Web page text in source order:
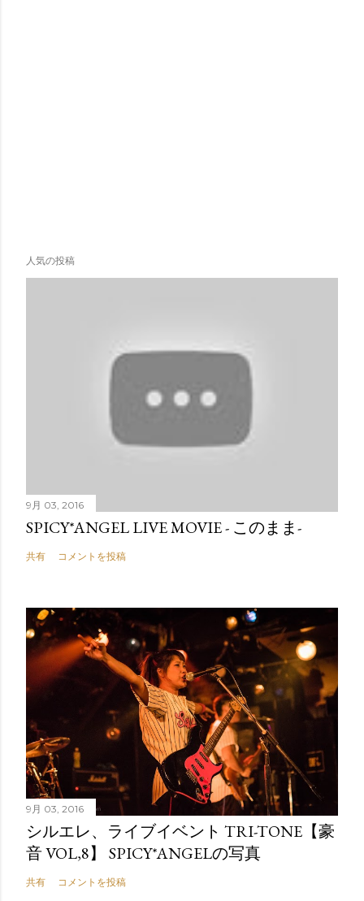
人気の投稿
9月 03, 2016
SPICY*ANGEL LIVE MOVIE - このまま-
共有 コメントを投稿
9月 03, 2016
シルエレ、ライブイベント TRI-TONE【豪
音 VOL,8】 SPICY*ANGELの写真
共有 コメントを投稿